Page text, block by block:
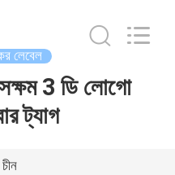
লেবেল
সক্ষম 3 ডি লোগো
ট্যাগ